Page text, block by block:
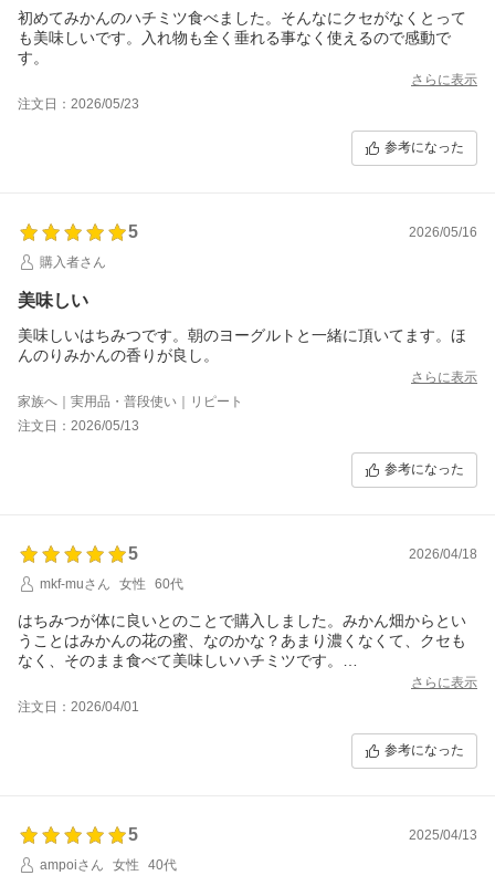
初めてみかんのハチミツ食べました。そんなにクセがなくとって
も美味しいです。入れ物も全く垂れる事なく使えるので感動で
す。
さらに表示
注文日：2026/05/23
参考になった
5
2026/05/16
購入者さん
美味しい
美味しいはちみつです。朝のヨーグルトと一緒に頂いてます。ほ
んのりみかんの香りが良し。
さらに表示
家族へ｜実用品・普段使い｜リピート
注文日：2026/05/13
参考になった
5
2026/04/18
mkf-muさん
女性 60代
はちみつが体に良いとのことで購入しました。みかん畑からとい
うことはみかんの花の蜜、なのかな？あまり濃くなくて、クセも
なく、そのまま食べて美味しいハチミツです。
さらに表示
注文日：2026/04/01
参考になった
5
2025/04/13
ampoiさん
女性 40代